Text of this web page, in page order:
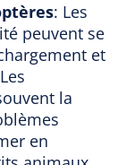
: Les
peuvent se
et
la
en